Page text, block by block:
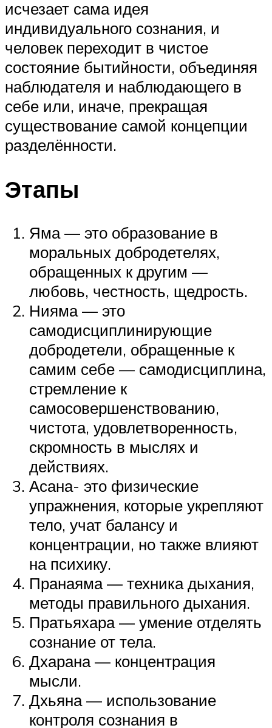
исчезает сама идея
индивидуального сознания, и
человек переходит в чистое
состояние бытийности, объединяя
наблюдателя и наблюдающего в
себе или, иначе, прекращая
существование самой концепции
разделённости.
Этапы
Яма — это образование в
моральных добродетелях,
обращенных к другим —
любовь, честность, щедрость.
Нияма — это
самодисциплинирующие
добродетели, обращенные к
самим себе — самодисциплина,
стремление к
самосовершенствованию,
чистота, удовлетворенность,
скромность в мыслях и
действиях.
Асана- это физические
упражнения, которые укрепляют
тело, учат балансу и
концентрации, но также влияют
на психику.
Пранаяма — техника дыхания,
методы правильного дыхания.
Пратьяхара — умение отделять
сознание от тела.
Дхарана — концентрация
мысли.
Дхьяна — использование
контроля сознания в